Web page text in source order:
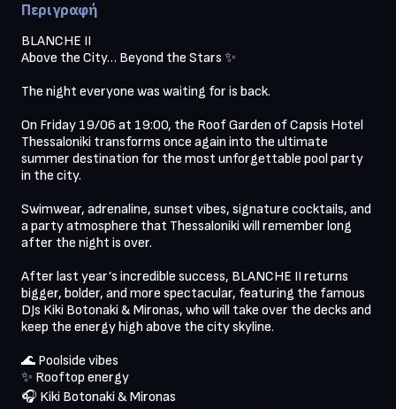
Περιγραφή
BLANCHE II
Above the City… Beyond the Stars ✨
The night everyone was waiting for is back.
On Friday 19/06 at 19:00, the Roof Garden of Capsis Hotel
Thessaloniki transforms once again into the ultimate
summer destination for the most unforgettable pool party
in the city.
Swimwear, adrenaline, sunset vibes, signature cocktails, and
a party atmosphere that Thessaloniki will remember long
after the night is over.
After last year’s incredible success, BLANCHE II returns
bigger, bolder, and more spectacular, featuring the famous
DJs Kiki Botonaki & Mironas, who will take over the decks and
keep the energy high above the city skyline.
🌊 Poolside vibes
✨ Rooftop energy
🎧 Kiki Botonaki & Mironas